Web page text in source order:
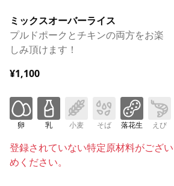
ミックスオーバーライス
プルドポークとチキンの両方をお楽
しみ頂けます！
¥1,100
卵 乳 小麦 そば 落花生 えび
登録されていない特定原材料がござ
めください。